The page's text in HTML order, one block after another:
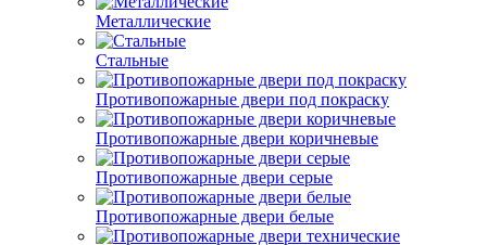
Металлические
Стальные
Противопожарные двери под покраску
Противопожарные двери коричневые
Противопожарные двери серые
Противопожарные двери белые